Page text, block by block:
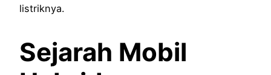
listriknya.
Sejarah Mobil